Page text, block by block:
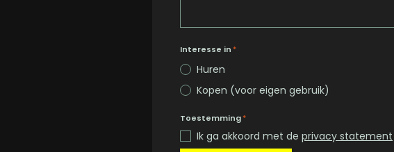
Interesse in *
Huren
Kopen (voor eigen gebruik)
Toestemming*
Ik ga akkoord met de privacy statement